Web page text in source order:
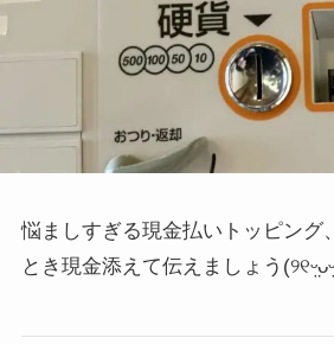
悩ましすぎる現金払いトッピング
とき現金添えて伝えましょう